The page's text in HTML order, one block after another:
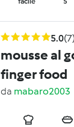
5.0
mousse al
finger food
da mabaro2003